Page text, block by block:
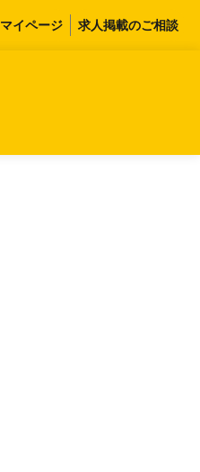
マイページ 求人掲載のご相談